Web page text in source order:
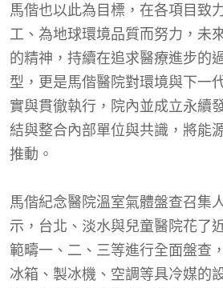
馬偕也以此為目標，在各項目致
工、為地球環境品質而努力，未
的精神，持續在追求醫療進步的
型，更是馬偕醫院對環境與下一
實與貫徹執行，院內並成立永續
結與整合內部單位與共識，將能
推動。
馬偕紀念醫院溫室氣體盤查召集
示，台北、淡水與兒童醫院花了
範疇一、二、三等進行全面盤查
冰箱、製冰機、空調等具冷媒的